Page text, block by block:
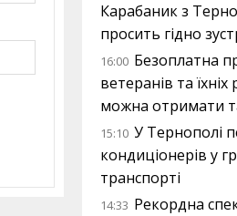
Карабаник з
просить гідно
16:00 Безоплатна
ветеранів та
можна отримати
15:10 У Тернополі
кондиціонерів у
транспорті
14:33 Рекордна